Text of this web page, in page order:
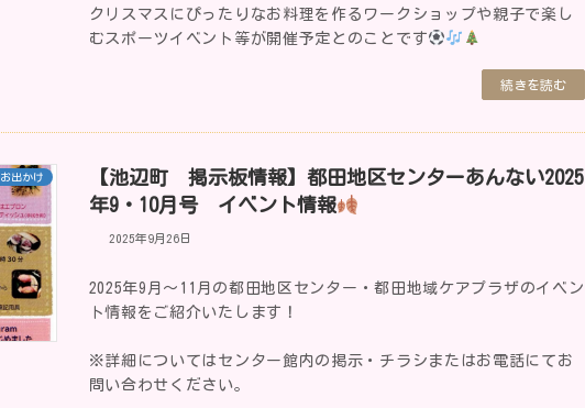
クリスマスにぴったりなお料理を作るワークショップや親子で楽し
むスポーツイベント等が開催予定とのことです
続きを読む
お出かけ
【池辺町 掲示板情報】都田地区センターあんない2025
年9・10月号 イベント情報
2025年9月26日
2025年9月～11月の都田地区センター・都田地域ケアプラザのイベン
ト情報をご紹介いたします！
※詳細についてはセンター館内の掲示・チラシまたはお電話にてお
問い合わせください。